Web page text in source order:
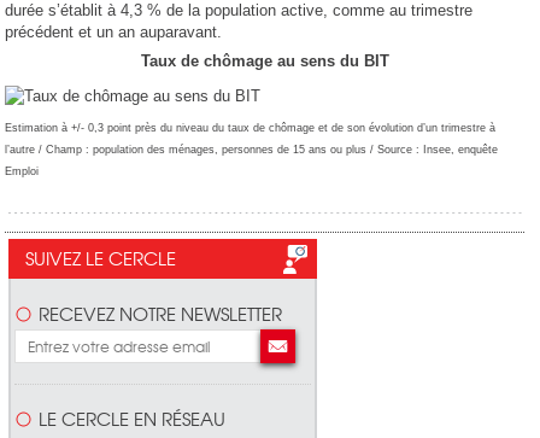
durée s’établit à 4,3 % de la population active, comme au trimestre
précédent et un an auparavant.
Taux de chômage au sens du BIT
Estimation à +/- 0,3 point près du niveau du taux de chômage et de son évolution d’un trimestre à
l’autre / Champ : population des ménages, personnes de 15 ans ou plus / Source : Insee, enquête
Emploi
SUIVEZ LE CERCLE
RECEVEZ NOTRE NEWSLETTER
LE CERCLE EN RÉSEAU